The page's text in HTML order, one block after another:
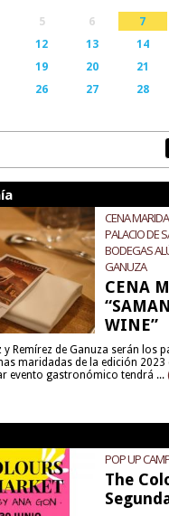
5 6 7
12 13 14
19 20 21
26 27 28
CENA
PALACIO DE
BODEGAS
GANUZA
CENA
WINE”
y Remírez de Ganuza serán los
maridadas de la edición 2023
evento gastronómico tendrá ...
POP UP
The